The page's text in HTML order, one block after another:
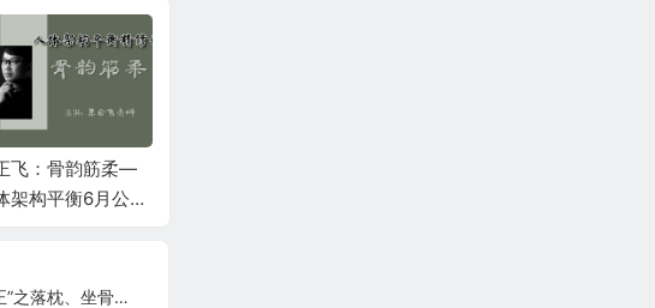
：掰开揉碎讲经
月公益课第二天
、膝关节痛的调理！